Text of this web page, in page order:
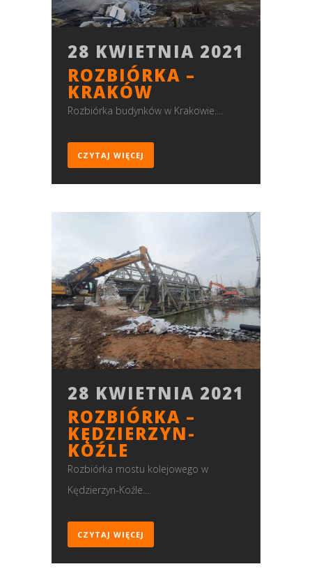
28 KWIETNIA 2021
ROZBIÓRKA –
KRAKÓW
Rozbiórka budynków w Krakowie....
CZYTAJ WIĘCEJ
28 KWIETNIA 2021
ROZBIÓRKA –
KĘDZIERZYN-
KOŹLE
Rozbiórka mostu kolejowego w
Kędzierzyn-Koźle....
CZYTAJ WIĘCEJ